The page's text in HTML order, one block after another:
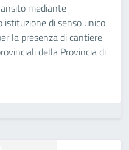
mediante
di senso unico
la presenza di cantiere
della Provincia di